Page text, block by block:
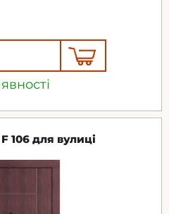
106 для вулиці